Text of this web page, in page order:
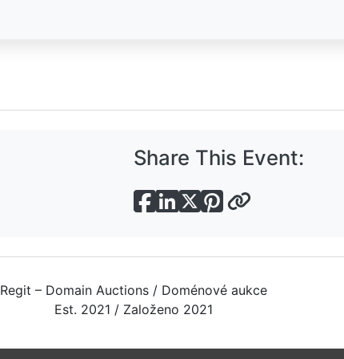
Share This Event:
Regit – Domain Auctions / Doménové aukce
Est. 2021 / Založeno 2021